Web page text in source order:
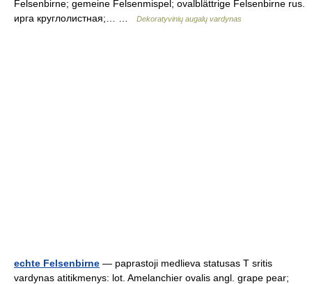
Felsenbirne; gemeine Felsenmispel; ovalblättrige Felsenbirne rus.
ирга круглолистная;… …
Dekoratyvinių augalų vardynas
echte Felsenbirne — paprastoji medlieva statusas T sritis
vardynas atitikmenys: lot. Amelanchier ovalis angl. grape pear;